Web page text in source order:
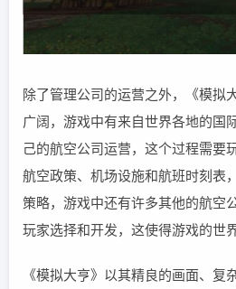
除了管理公司的运营之外，《模拟
广阔，游戏中有来自世界各地的国
己的航空公司运营，这个过程需要
航空政策、机场设施和航班时刻表
策略，游戏中还有许多其他的航空
玩家选择和开发，这使得游戏的世
《模拟大亨》以其精良的画面、复